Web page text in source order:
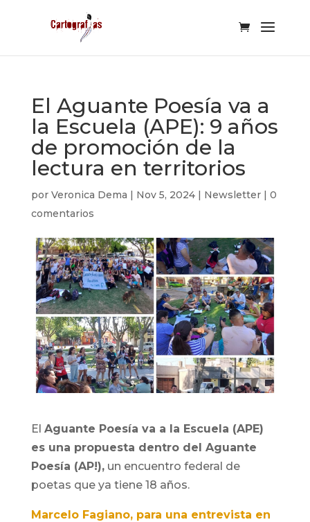
El Aguante Poesía va a
la Escuela (APE): 9 años
de promoción de la
lectura en territorios
por Veronica Dema | Nov 5, 2024| Newsletter| 0
comentarios
El Aguante Poesía va a la Escuela (APE)
es una propuesta dentro del Aguante
Poesía (AP!),un encuentro federal de
poetas que ya tiene 18 años.
Marcelo Fagiano, para una entrevista en